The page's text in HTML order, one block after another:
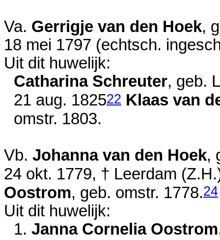
Va. Gerrigje van den Hoek,
18 mei 1797 (echtsch.
Uit dit huwelijk:
Catharina Schreuter, geb.
21 aug. 182522 Klaas van
omstr. 1803.
Vb. Johanna van den Hoek,
24 okt. 1779, † Leerdam
Oostrom, geb. omstr. 1778.24
Uit dit huwelijk:
1. Janna Cornelia Oostrom